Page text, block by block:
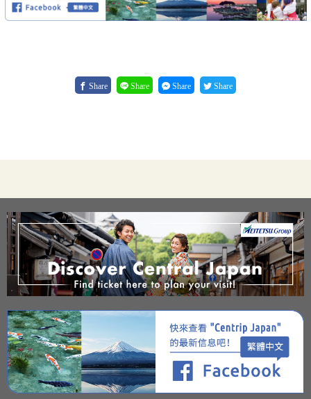
Share Share Share Share